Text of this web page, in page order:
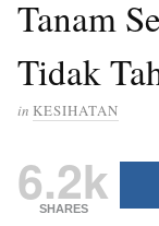
Tanam
Tidak
in KESIHATAN
6.2k
SHARES